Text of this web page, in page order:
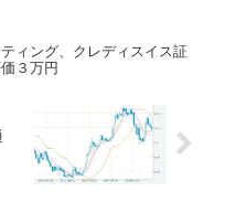
ィング、クレディスイス証
３万円